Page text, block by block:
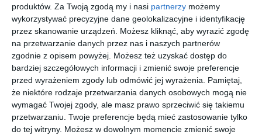
produktów. Za Twoją zgodą my i nasi partnerzy możemy
wykorzystywać precyzyjne dane geolokalizacyjne i identyfikację
przez skanowanie urządzeń. Możesz kliknąć, aby wyrazić zgodę
na przetwarzanie danych przez nas i naszych partnerów
zgodnie z opisem powyżej. Możesz też uzyskać dostęp do
bardziej szczegółowych informacji i zmienić swoje preferencje
przed wyrażeniem zgody lub odmówić jej wyrażenia.
Pamiętaj,
że niektóre rodzaje przetwarzania danych osobowych mogą nie
wymagać Twojej zgody, ale masz prawo sprzeciwić się takiemu
przetwarzaniu. Twoje preferencje będą mieć zastosowanie tylko
do tej witryny. Możesz w dowolnym momencie zmienić swoje
AUTOR:FAKRO
Kategoria projektu
Dom
DODAJ DO ULUBIONYCH UDOSTĘPNIJ
Pozostałe zdjęcia w projekcie:Okna dachowe FAKRO